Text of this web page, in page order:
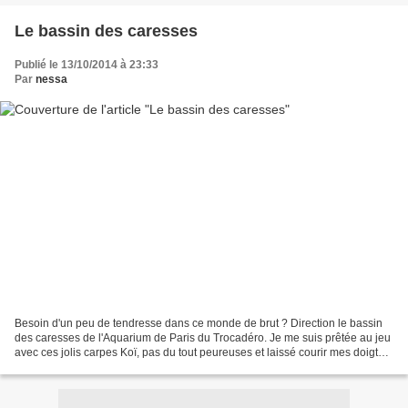
Le bassin des caresses
Publié le 13/10/2014 à 23:33
Par nessa
Besoin d'un peu de tendresse dans ce monde de brut ? Direction le bassin
des caresses de l'Aquarium de Paris du Trocadéro. Je me suis prêtée au jeu
avec ces jolis carpes Koï, pas du tout peureuses et laissé courir mes doigts